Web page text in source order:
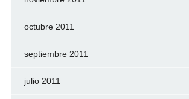
octubre 2011
septiembre 2011
julio 2011